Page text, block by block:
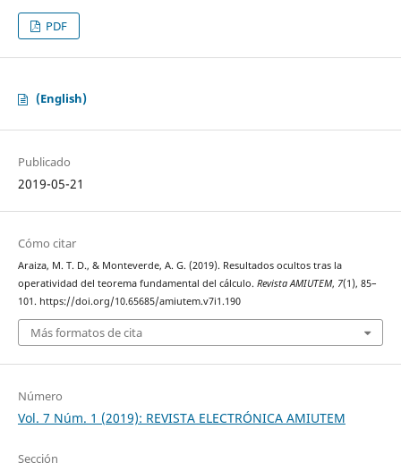
PDF
(English)
Publicado
2019-05-21
Cómo citar
Araiza, M. T. D., & Monteverde, A. G. (2019). Resultados ocultos tras la
operatividad del teorema fundamental del cálculo. Revista AMIUTEM, 7(1), 85–
101. https://doi.org/10.65685/amiutem.v7i1.190
Más formatos de cita
Número
Vol. 7 Núm. 1 (2019): REVISTA ELECTRÓNICA AMIUTEM
Sección